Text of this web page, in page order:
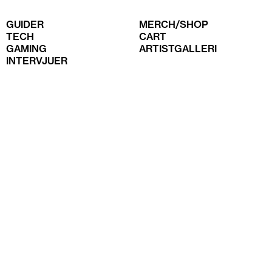
GUIDER
TECH
GAMING
INTERVJUER
MERCH/SHOP
CART
ARTISTGALLERI